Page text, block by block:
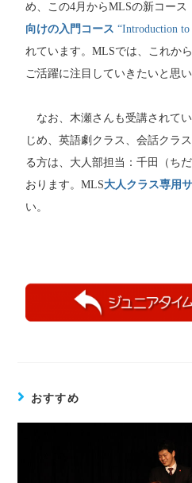
め、この4月からMLSの新コース
向けの入門コース “Introduction to
れています。MLSでは、これか
ご活躍に注目していきたいと思い
なお、木瀬さんも受講されて
じめ、英語劇クラス、会話クラ
る方は、大人部担当：千田（ち
おります。MLS大人クラス専用
い。
おすすめ